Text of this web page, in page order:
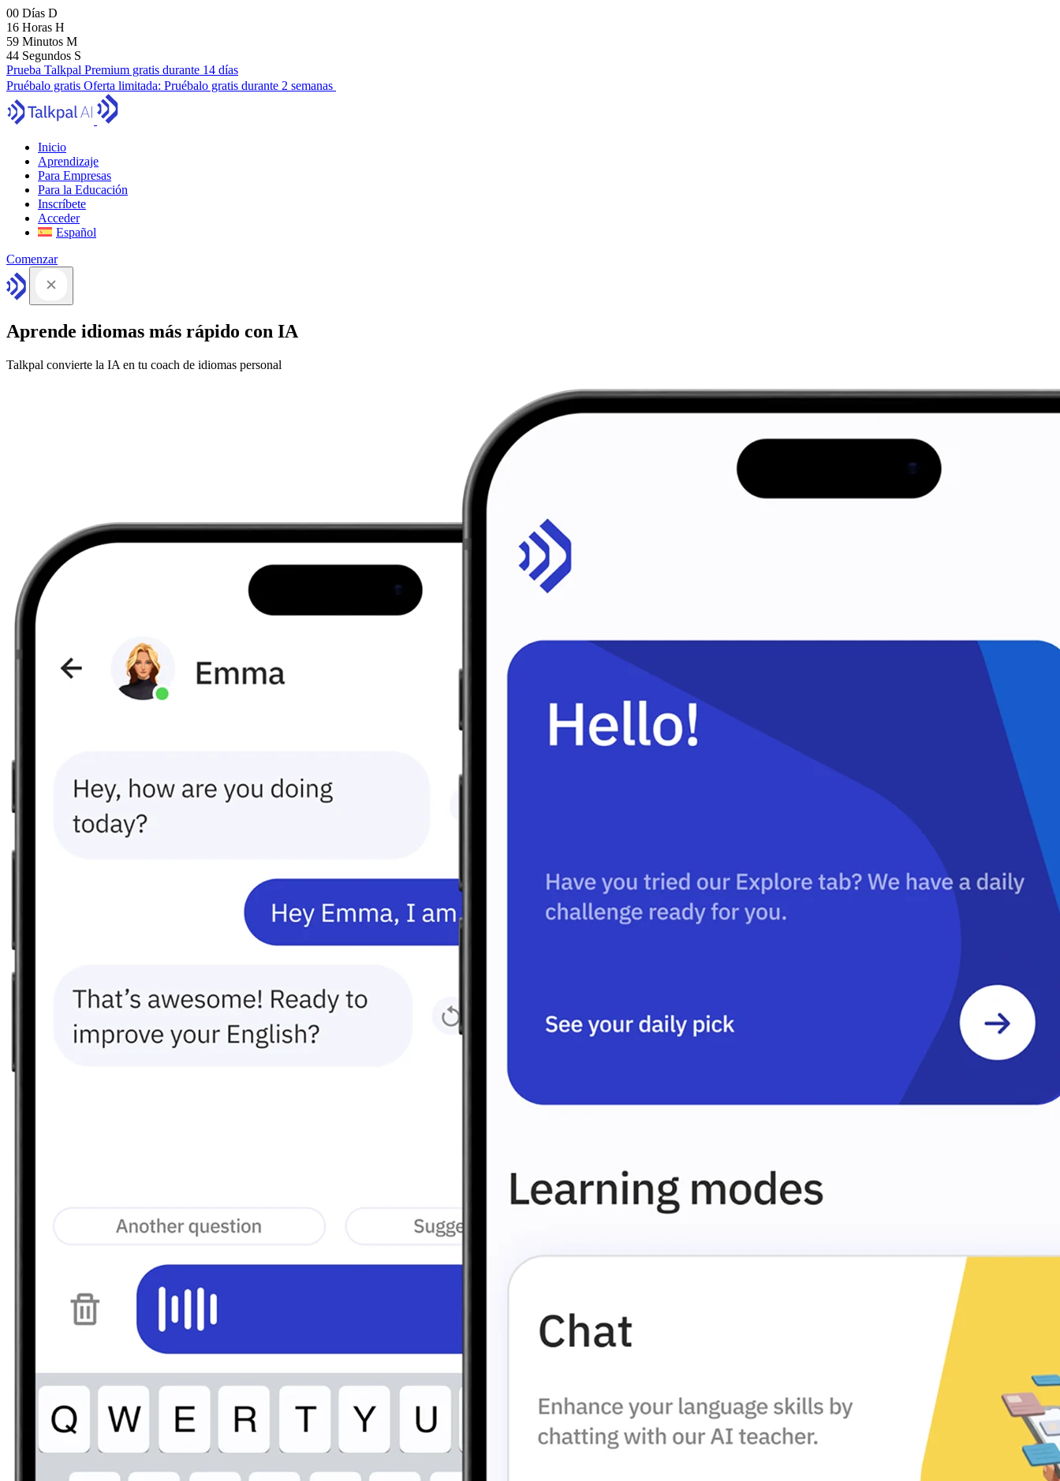
00 Días D
16 Horas H
59 Minutos M
43 Segundos S
Prueba Talkpal Premium gratis durante 14 días
Pruébalo gratis Oferta limitada: Pruébalo gratis durante 2 semanas
Inicio
Aprendizaje
Para Empresas
Para la Educación
Inscríbete
Acceder
Español
Comenzar
Aprende idiomas más rápido con IA
Talkpal convierte la IA en tu coach de idiomas personal